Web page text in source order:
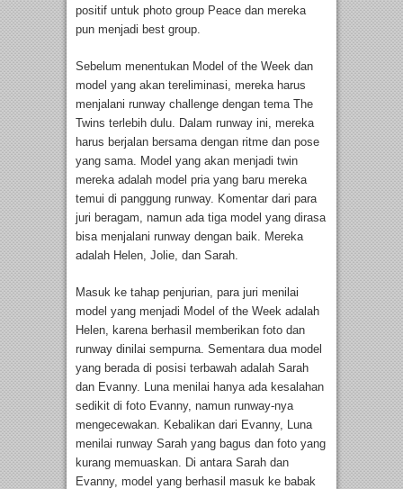
positif untuk photo group Peace dan mereka
pun menjadi best group.
Sebelum menentukan Model of the Week dan
model yang akan tereliminasi, mereka harus
menjalani runway challenge dengan tema The
Twins terlebih dulu. Dalam runway ini, mereka
harus berjalan bersama dengan ritme dan pose
yang sama. Model yang akan menjadi twin
mereka adalah model pria yang baru mereka
temui di panggung runway. Komentar dari para
juri beragam, namun ada tiga model yang dirasa
bisa menjalani runway dengan baik. Mereka
adalah Helen, Jolie, dan Sarah.
Masuk ke tahap penjurian, para juri menilai
model yang menjadi Model of the Week adalah
Helen, karena berhasil memberikan foto dan
runway dinilai sempurna. Sementara dua model
yang berada di posisi terbawah adalah Sarah
dan Evanny. Luna menilai hanya ada kesalahan
sedikit di foto Evanny, namun runway-nya
mengecewakan. Kebalikan dari Evanny, Luna
menilai runway Sarah yang bagus dan foto yang
kurang memuaskan. Di antara Sarah dan
Evanny, model yang berhasil masuk ke babak